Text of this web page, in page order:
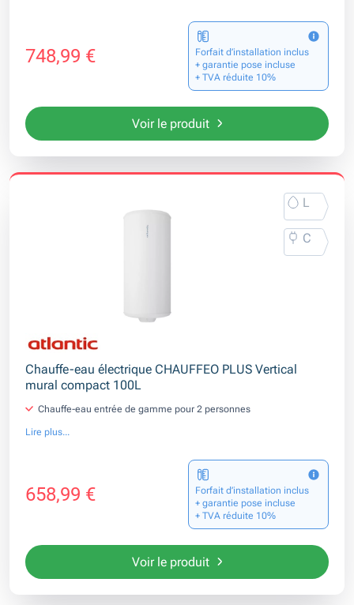
748,99 €
Forfait d’installation inclus
+ garantie pose incluse
+ TVA réduite 10%
Voir le produit
L
C
Chauffe-eau électrique CHAUFFEO PLUS Vertical
mural compact 100L
Chauffe-eau entrée de gamme pour 2 personnes
Lire plus...
658,99 €
Forfait d’installation inclus
+ garantie pose incluse
+ TVA réduite 10%
Voir le produit